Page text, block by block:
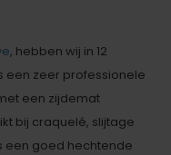
, hebben wij in 12
een zeer professionele
een zijdemat
bij craquelé, slijtage
een goed hechtende